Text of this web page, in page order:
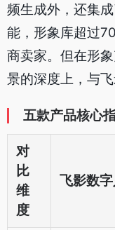
频生成外，还集
能，形象库超过
商卖家。但在形
景的深度上，与飞
五款产品核心
对
比
维
度
飞影数